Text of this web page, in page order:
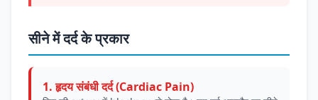
सीने में दर्द के प्रकार
1. हृदय संबंधी दर्द (Cardiac Pain)